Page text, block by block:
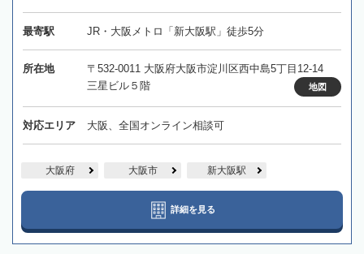
最寄駅 JR・大阪メトロ「新大阪駅」徒歩5分
所在地
〒532-0011 大阪府大阪市淀川区西中島5丁目12-14
三星ビル５階
地図
対応エリア 大阪、全国オンライン相談可
大阪府 大阪市 新大阪駅
詳細を見る